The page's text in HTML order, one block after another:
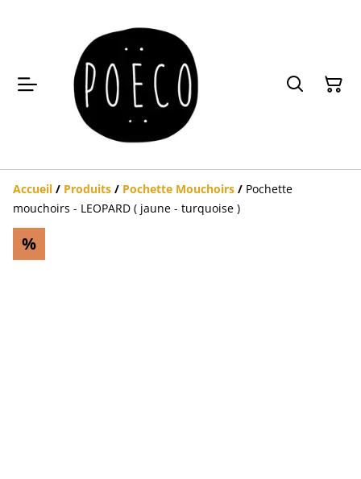
Accueil / Produits / Pochette Mouchoirs / Pochette
mouchoirs - LEOPARD ( jaune - turquoise )
%